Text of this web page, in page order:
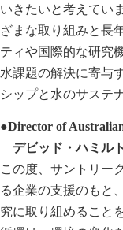
いきたいと考えてい
ざまな取り組みと長
ティや国際的な研究
水課題の解決に寄与
シップと水のサステ
●Director of
デビッド・ハミル
この度、サントリー
る企業の支援のもと
究に取り組めること